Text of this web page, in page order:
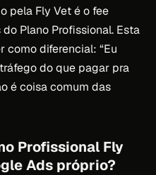
pela Fly Vet é o fee
Plano Profissional. Esta
como diferencial: “Eu
do que pagar pra
é coisa comum das
Profissional Fly
Ads próprio?